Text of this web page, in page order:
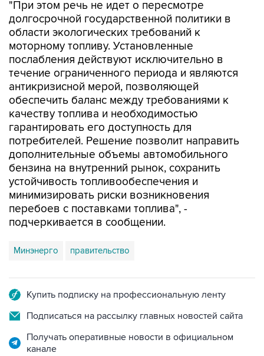
области экологических требований к
моторному топливу. Установленные
послабления действуют исключительно в
течение ограниченного периода и являются
антикризисной мерой, позволяющей
обеспечить баланс между требованиями к
качеству топлива и необходимостью
гарантировать его доступность для
потребителей. Решение позволит направить
дополнительные объемы автомобильного
бензина на внутренний рынок, сохранить
устойчивость топливообеспечения и
минимизировать риски возникновения
перебоев с поставками топлива", -
подчеркивается в сообщении.
Минэнерго правительство
Подписаться на рассылку главных новостей сайта
Получать оперативные новости в официальном
канале